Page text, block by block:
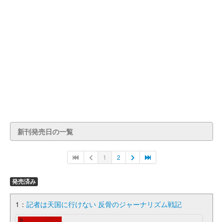
新刊発売日の一覧
1 2
発売済み
1： 記者は天国に行けない 反骨のジャーナリズム戦記